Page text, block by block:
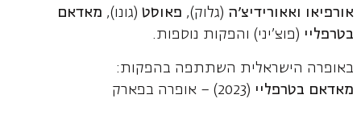
אורפיאו ואאורידיצ'ה (גלוק), פאוסט(גונו), מאדאם
בטרפליי (פוצ'יני) והפקות נוספות.
באופרה הישראלית השתתפה בהפקות:
מאדאם בטרפליי (2023) – אופרה בפארק